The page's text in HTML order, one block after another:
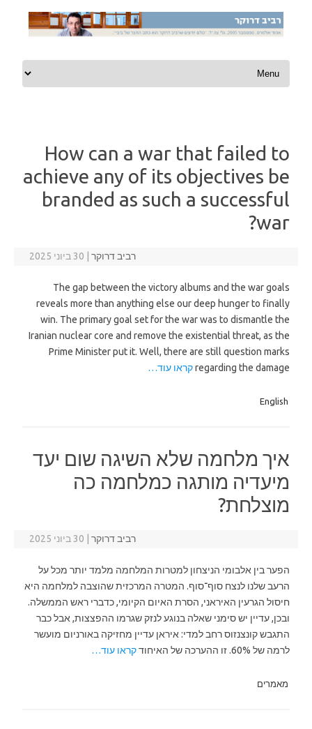
Skip to content
How can a war that failed to
achieve any of its objectives be
branded as such a successful
war?
רביב דרוקר 30 ביוני 2025
The gap between the victory albums and the war goals
reveals more than anything else our deep hunger to finally
win. The primary goal set for the war was to dismantle the
Iranian nuclear core and remove the existential threat, as the
Prime Minister put it. Well, there are still question marks
regarding the damageקראו עוד…
English
איך מלחמה שלא השיגה שום יעד
מיעדיה מותגה כמלחמה כה
מוצלחת?
רביב דרוקר 30 ביוני 2025
הפער בין אלבומי הניצחון למטרות המלחמה מלמד יותר מכל על
הרעב שלנו לנצח סוף־סוף. המטרה המרכזית שהוצבה למלחמה היא
חיסול הגרעין האיראני, הסרת האיום הקיומי, כדברי ראש הממשלה.
ובכן, עדיין יש סימני שאלה בנוגע לנזק שגרמו ההפצצות, אבל כבר
התגבש קונצנזוס רחב למדי: איראן עדיין מחזיקה באורניום מועשר
לרמה של 60%. זו ההערכה של האיחוד
קראו עוד…
מאמרים